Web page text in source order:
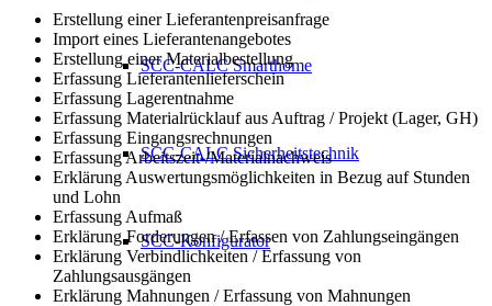
SCC-CALC Smarthome
SCC-CALC Sicherheitstechnik
SCC-Konfigurator
Erstellung einer Lieferantenpreisanfrage
Import eines Lieferantenangebotes
Erstellung einer Materialbestellung
Erfassung Lieferantenlieferschein
Erfassung Lagerentnahme
Erfassung Materialrücklauf aus Auftrag / Projekt (Lager, GH)
Erfassung Eingangsrechnungen
Erfassung Arbeitszeit-/Materialnachweis
Erklärung Auswertungsmöglichkeiten in Bezug auf Stunden
und Lohn
Erfassung Aufmaß
Erklärung Forderungen / Erfassen von Zahlungseingängen
Erklärung Verbindlichkeiten / Erfassung von
Zahlungsausgängen
Erklärung Mahnungen / Erfassung von Mahnungen